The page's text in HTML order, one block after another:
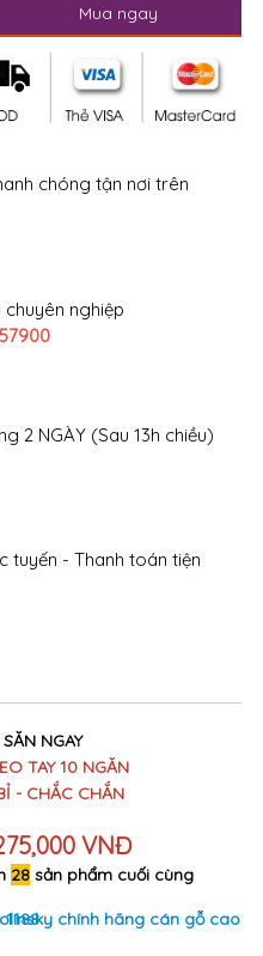
Mua ngay
chóng tận nơi trên
nghiệp
2 NGÀY (Sau 13h chiều)
tuyến - Thanh toán tiện
NGAY
TAY 10 NGĂN
- CHẮC CHẮN
VNĐ
28sản phẩm cuối cùng